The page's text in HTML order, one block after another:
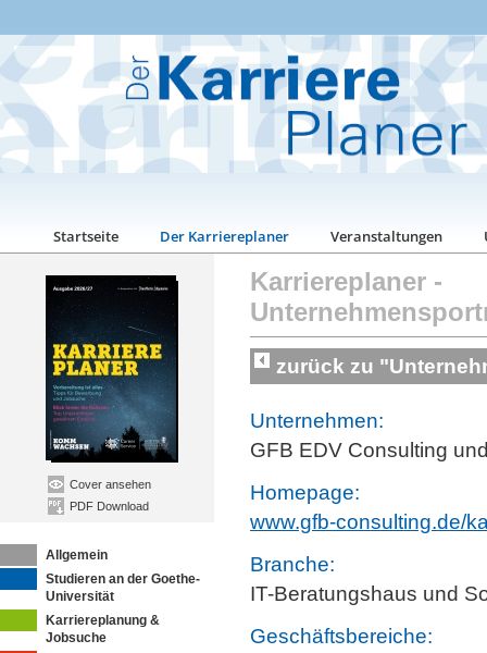
Startseite Der Karriereplaner Veranstaltungen
Cover ansehen
PDF Download
Allgemein
Studieren an der Goethe-
Universität
Karriereplanung &
Jobsuche
Karriereplaner -
zurück zu
Unternehmen:
GFB EDV Consulting
Homepage:
www.gfb-consulting.de/
Branche:
IT-Beratungshaus und
Geschäftsbereiche: